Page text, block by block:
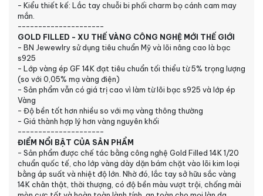
- Kiểu thiết kế: Lắc tay chuỗi bi phối charm bọ cánh cam may
mắn.
---------------------
GOLD FILLED - XU THẾ VÀNG CÔNG NGHỆ MỚI THẾ GIỚI
- BN Jewewlry sử dụng tiêu chuẩn Mỹ và lõi nâng cao là bạc
s925
- Lớp vàng ép GF 14K đạt tiêu chuẩn tối thiểu từ 5% trọng lượng
(so với 0,05% mạ vàng điện)
- Sản phẩm vẫn có giá trị cao vì làm từ lõi bạc s925 và lớp ép
Vàng
- Độ bền tốt hơn nhiều so với mạ vàng thông thường
- Giá thành hợp lý hơn vàng nguyên khối
---------------------
ĐIỂM NỔI BẬT CỦA SẢN PHẨM
- Sản phẩm được chế tác bằng công nghệ Gold Filled 14K 1/20
chuẩn quốc tế, cho lớp vàng dày dặn bám chặt vào lõi kim loại
bằng áp suất và nhiệt độ lớn. Nhờ đó, lắc tay sở hữu sắc vàng
14K chân thật, thời thượng, có độ bền màu vượt trội, chống mài